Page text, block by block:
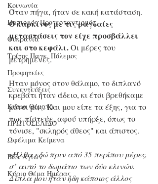
Κοινωνία
Παπισμός-Προτεσταντισμός
Ουκρανία
Τρίτος Παγκ. Πόλεμος
Προφητείες
Συνεντεύξεις
Κύρια Θέματα
ΠΡΩΤΟΣΕΛΙΔΟ
Ωφέλιμα Κείμενα
Βίοι Αγίων
Κύριο Θέμα Ημέρας
Όταν πήγα, ήταν σε κακή κατάσταση.
Ό καρκίνος με τις ραγδαίες
μεταστάσεις τον είχε προσβάλλει
και στο κεφάλι. Οι μέρες του
μετρημένες.
Ήταν μόνος στον θάλαμο, το διπλανό
κρεβάτι ήταν άδειο, κι έτσι βρεθήκαμε
μόνοι μας. Και μου είπε τα έξης, για το
πως πίστεψε, αφού υπήρξε, όπως το
τόνισε, "σκληρός άθεος" και άπιστος.
«Ήλθα εδώ πριν από 35 περίπου μέρες,
σ’ αυτό το δωμάτιο των δύο κλινών.
Δίπλα μου ήταν ήδη κάποιος άλλος